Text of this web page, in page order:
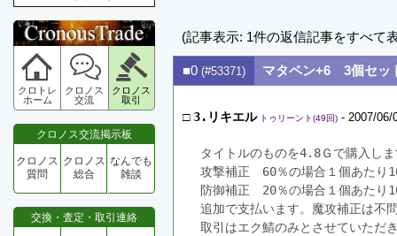
クロトレ
ホーム
クロノス
交流
クロノス
取引
クロノス交流掲示板
クロノス
質問
クロノス
総合
なんでも
雑談
交換・査定・取引連絡
(記事表示: 1件の返信記事をすべて
■0 (#53371) マタペン+6 3個セッ
□3.リキエル トゥリーント(49回) - 2007/06/
タイトルのものを4.8Ｇで購入し
攻撃補正　60％の場合１個あたり
防御補正　20％の場合１個あたり
追加で支払います。魔攻補正は不
取引はエク鯖のみとさせていただ